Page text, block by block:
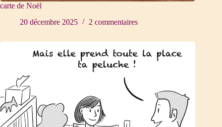
carte de Noël
20 décembre 2025
2 commentaires